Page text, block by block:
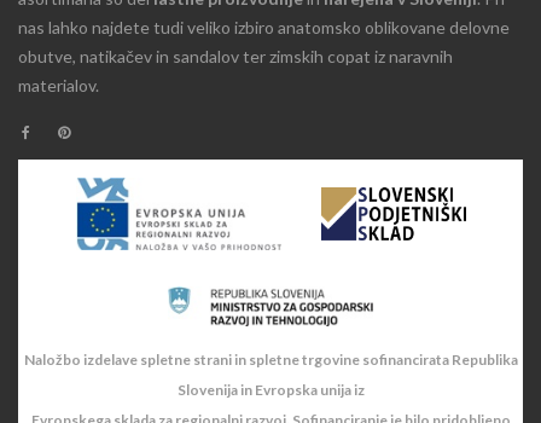
nas lahko najdete tudi veliko izbiro anatomsko oblikovane delovne
obutve, natikačev in sandalov ter zimskih copat iz naravnih
materialov.
Naložbo izdelave spletne strani in spletne trgovine sofinancirata Republika
Slovenija in Evropska unija iz